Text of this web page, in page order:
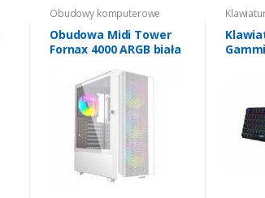
Obudowy komputerowe
Obudowa Midi Tower
Fornax 4000 ARGB biała